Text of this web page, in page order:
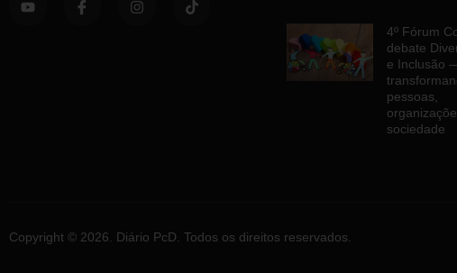
4º Fórum
debate
e Inclusão
pessoas,
sociedade
Copyright © 2026. Diário PcD. Todos os direitos reservados.